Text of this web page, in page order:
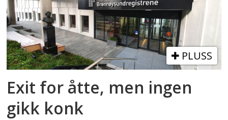
PLUSS
Exit for åtte, men ingen
gikk konk